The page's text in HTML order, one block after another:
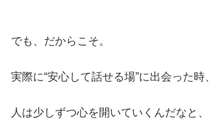
でも、だからこそ。
実際に“安心して話せる場”に出会った時、
人は少しずつ心を開いていくんだなと、